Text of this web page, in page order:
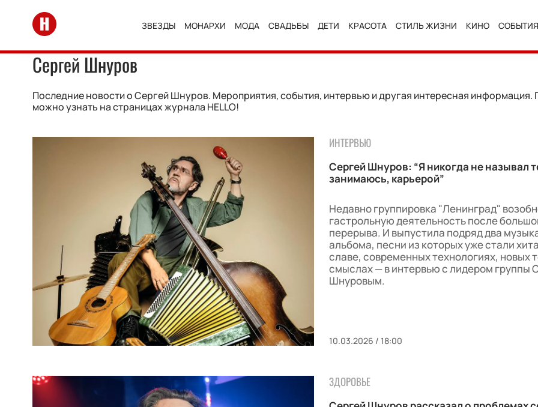
Перейти на главную
ЗВЕЗДЫ МОНАРХИ МОДА СВАДЬБЫ ДЕТИ КРАСОТА СТИЛЬ ЖИЗНИ КИНО СОБЫТИЯ
Сергей Шнуров
Последние новости о Сергей Шнуров. Мероприятия, события, интервью и другая интересная информация.
можно узнать на страницах журнала HELLO!
ИНТЕРВЬЮ
Сергей Шнуров: “Я никогда не называл
занимаюсь, карьерой”
Недавно группировка "Ленинград"
гастрольную деятельность после
перерыва. И выпустила подряд два
альбома, песни из которых уже стали
славе, современных технологиях, новых
смыслах — в интервью с лидером группы
Шнуровым.
10.03.2026 / 18:00
ЗДОРОВЬЕ